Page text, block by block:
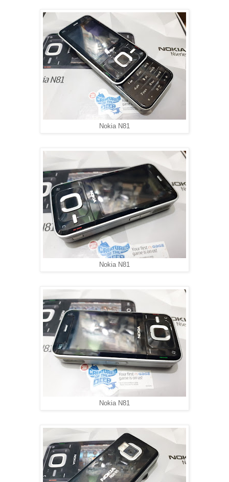
Nokia N81
Nokia N81
Nokia N81